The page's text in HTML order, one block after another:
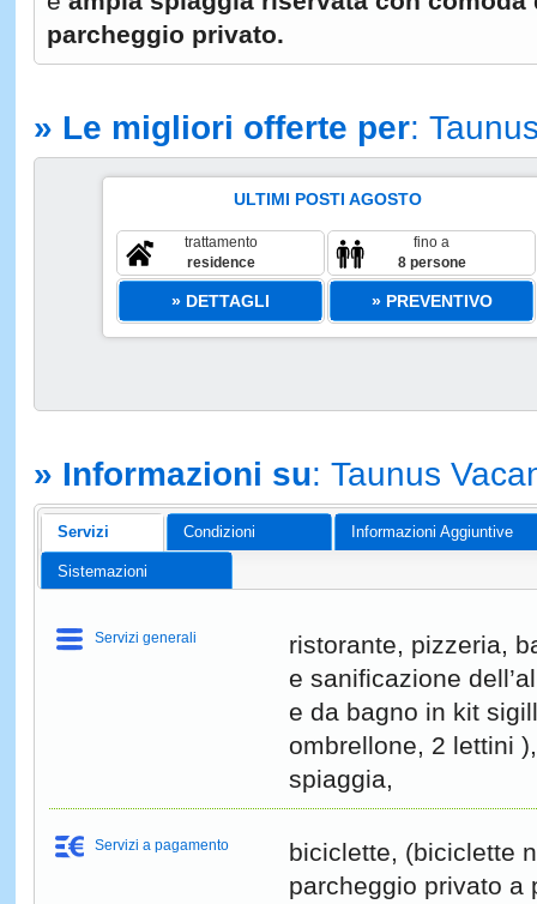
parcheggio privato.
» Le migliori offerte per:
ULTIMI POSTI AGOSTO
trattamento
residence
fino a
8 persone
» DETTAGLI » PREVENTIVO
» Informazioni su: Taunus
Servizi Condizioni Informazioni Aggiuntive
Sistemazioni
Servizi generali
ristorante, pizzeria,
e sanificazione
e da bagno in kit
ombrellone, 2 lettini
spiaggia,
Servizi a pagamento
biciclette, (biciclette
parcheggio privato a